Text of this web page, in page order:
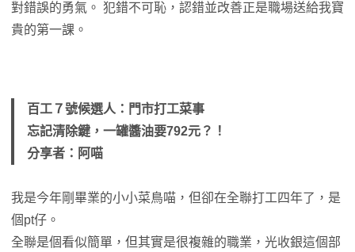
對錯誤的勇氣。 犯錯不可恥，認錯並改善正是職場送給我寶
貴的第一課。
百工７號候選人：門市打工菜事
忘記清除鍵，一罐醬油要792元？！
分享者：阿喵
我是今年剛畢業的小小菜鳥喵，但卻在全聯打工四年了，是
個pt仔。
全聯是個看似簡單，但其實是很複雜的職業，光收銀這個部